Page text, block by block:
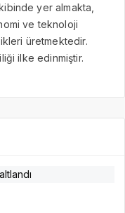
yer almakta,
ve teknoloji
üretmektedir.
ilke edinmiştir.